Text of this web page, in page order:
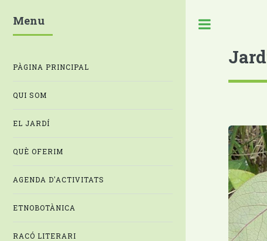
Menu
PÀGINA PRINCIPAL
QUI SOM
EL JARDÍ
QUÈ OFERIM
AGENDA D'ACTIVITATS
ETNOBOTÀNICA
RACÓ LITERARI